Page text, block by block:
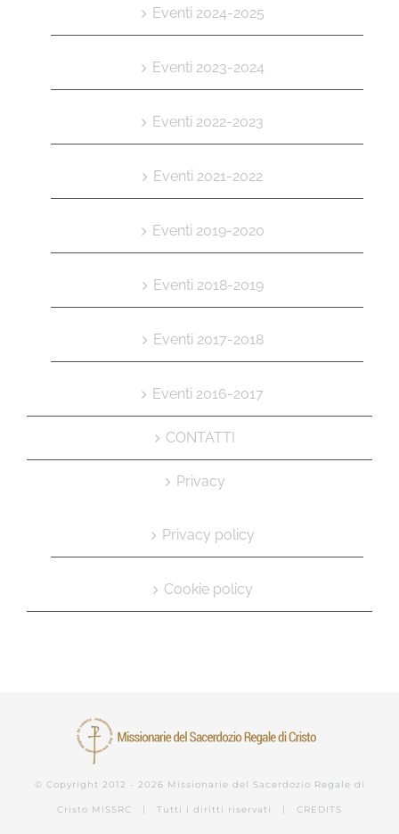
Eventi 2024-2025
Eventi 2023-2024
Eventi 2022-2023
Eventi 2021-2022
Eventi 2019-2020
Eventi 2018-2019
Eventi 2017-2018
Eventi 2016-2017
CONTATTI
Privacy
Privacy policy
Cookie policy
© Copyright 2012 - 2026 Missionarie del Sacerdozio Regale di
Cristo MISSRC | Tutti i diritti riservati | CREDITS